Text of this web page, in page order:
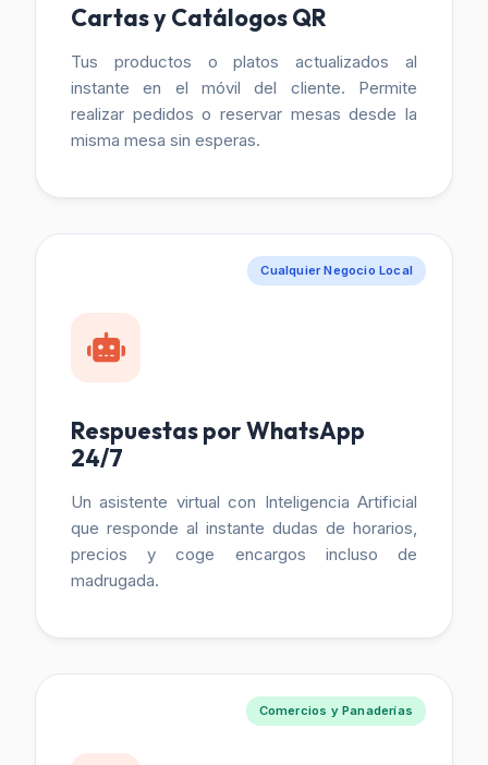
Cartas y Catálogos QR
Tus productos o platos actualizados al
instante en el móvil del cliente. Permite
realizar pedidos o reservar mesas desde la
misma mesa sin esperas.
Cualquier Negocio Local
Respuestas por WhatsApp
24/7
Un asistente virtual con Inteligencia Artificial
que responde al instante dudas de horarios,
precios y coge encargos incluso de
madrugada.
Comercios y Panaderías